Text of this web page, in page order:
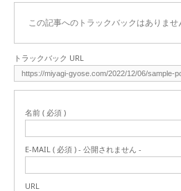
この記事へのトラックバックはありませ
トラックバック URL
名前 ( 必須 )
E-MAIL ( 必須 ) - 公開されません -
URL